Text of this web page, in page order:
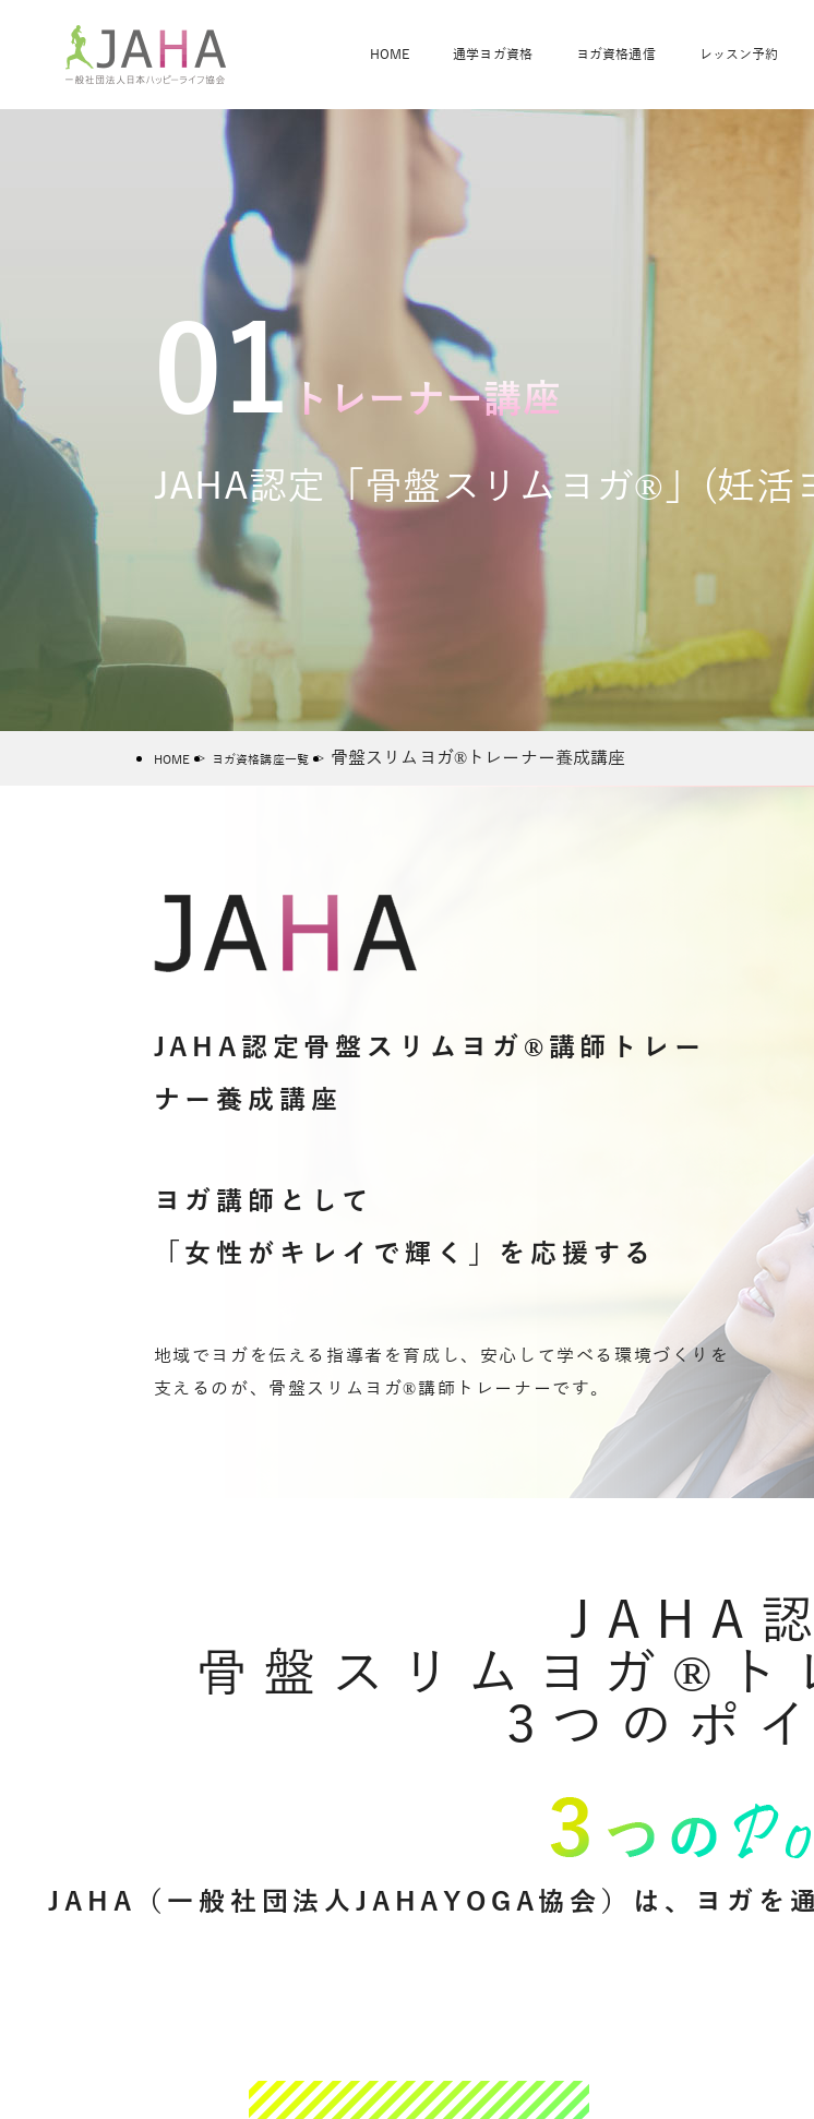
01 トレーナー講座
JAHA認定「骨盤スリムヨガ®」 (妊活
HOME
JAHAについて JAHAヨガスタジオ概要
通学ヨガ資格
JAHA資格講座一覧 卒業生の声
ヨガ資格通信
骨盤スリムヨガ®通信 ベビママヨガW通信
レッスン予約
ヨガレッスンカレンダー オンラインヨガ詳細
骨盤スリムヨガ
®
ベビママヨガ
美ママピラティ
HOME ヨガ資格講座一覧 骨盤スリムヨガ®トレーナー養成講座
JAHA認定骨盤スリムヨガ®講師トレー
ナー養成講座
ヨガ講師として
「女性がキレイで輝く」を応援する
地域でヨガを伝える指導者を育成し、安心して学べる環境づくりを
支えるのが、骨盤スリムヨガ®講師トレーナーです。
JAHA
骨盤スリムヨガ®ト
3つのポ
JAHA（一般社団法人JAHAYOGA協会）は、ヨガを